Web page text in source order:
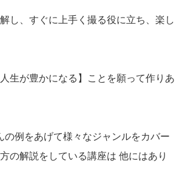
し、すぐに上手く撮る役に立ち、楽し
人生が豊かになる】ことを願って作りあ
の例をあげて様々なジャンルをカバー
の解説をしている講座は 他にはあり